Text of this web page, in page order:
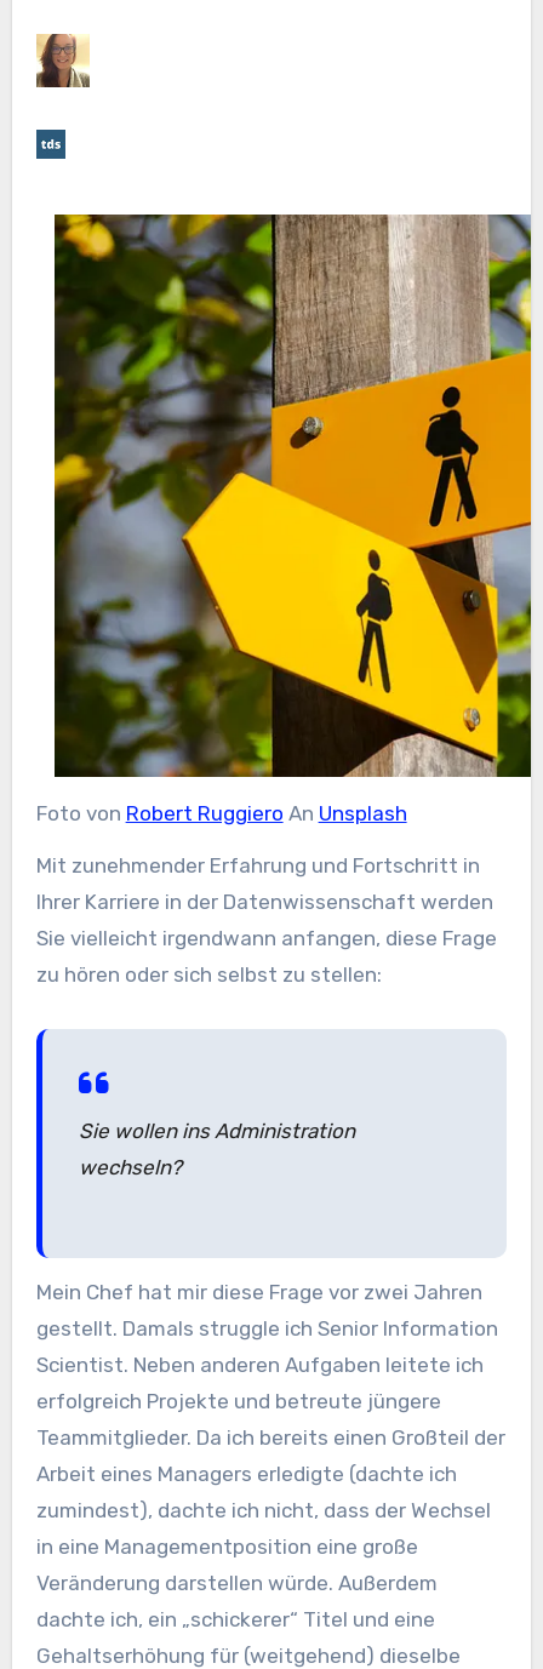
Foto von Robert Ruggiero An Unsplash
Mit zunehmender Erfahrung und Fortschritt in
Ihrer Karriere in der Datenwissenschaft werden
Sie vielleicht irgendwann anfangen, diese Frage
zu hören oder sich selbst zu stellen:
Sie wollen ins Administration
wechseln?
Mein Chef hat mir diese Frage vor zwei Jahren
gestellt. Damals struggle ich Senior Information
Scientist. Neben anderen Aufgaben leitete ich
erfolgreich Projekte und betreute jüngere
Teammitglieder. Da ich bereits einen Großteil der
Arbeit eines Managers erledigte (dachte ich
zumindest), dachte ich nicht, dass der Wechsel
in eine Managementposition eine große
Veränderung darstellen würde. Außerdem
dachte ich, ein „schickerer“ Titel und eine
Gehaltserhöhung für (weitgehend) dieselbe